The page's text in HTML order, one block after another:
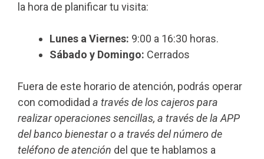
la hora de planificar tu visita:
Lunes a Viernes: 9:00 a 16:30 horas.
Sábado y Domingo: Cerrados
Fuera de este horario de atención, podrás operar
con comodidad a través de los cajeros para
realizar operaciones sencillas, a través de la APP
del banco bienestar o a través del número de
teléfono de atención del que te hablamos a